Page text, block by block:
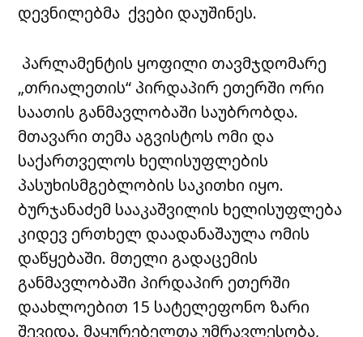
დევნილებმა ქვები დაუშინეს.
პარლამენტის ყოფილი თავმჯდომარე
„თრიალეთის“ პირდაპირ ეთერში ორი
საათის განმავლობაში საუბრობდა.
მთავარი თემა აგვისტოს ომი და
საქართველოს ხელისუფლების
პასუხისმგებლობის საკითხი იყო.
ბურჯანაძემ სააკაშვილის ხელისუფლება
კიდევ ერთხელ დაადანაშაულა ომის
დაწყებაში. მთელი გადაცემის
განმავლობაში პირდაპირ ეთერში
დაახლოებით 15 სატელეფონო ზარი
შევიდა. მაყურებელთა უმრავლესობა,